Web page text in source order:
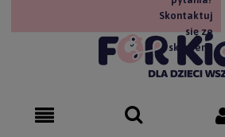
Skontaktuj
się ze
sklepem!